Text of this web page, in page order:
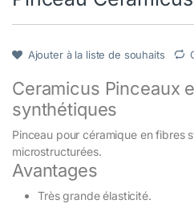
Ajouter à la liste de souhaits
Ceramicus Pinceaux
synthétiques
Pinceau pour céramique en fibres
microstructurées.
Avantages
Très grande élasticité.